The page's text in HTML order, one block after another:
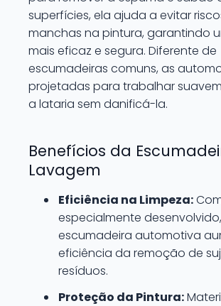
superfícies, ela ajuda a evitar
manchas na pintura, garantindo
mais eficaz e segura. Diferente de
escumadeiras comuns, as
projetadas para trabalhar
a lataria sem danificá-la.
Benefícios da
Lavagem
Eficiência na Limpeza:
especialmente
escumadeira automotiva
eficiência da remoção de
resíduos.
Proteção da Pintura: